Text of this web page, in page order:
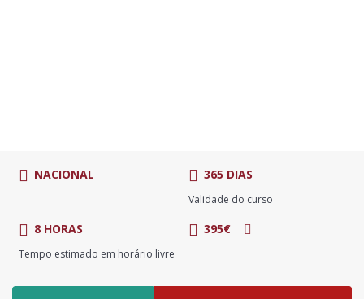
NACIONAL 365 DIAS
Validade do curso
8 HORAS
Tempo estimado em horário livre
395€